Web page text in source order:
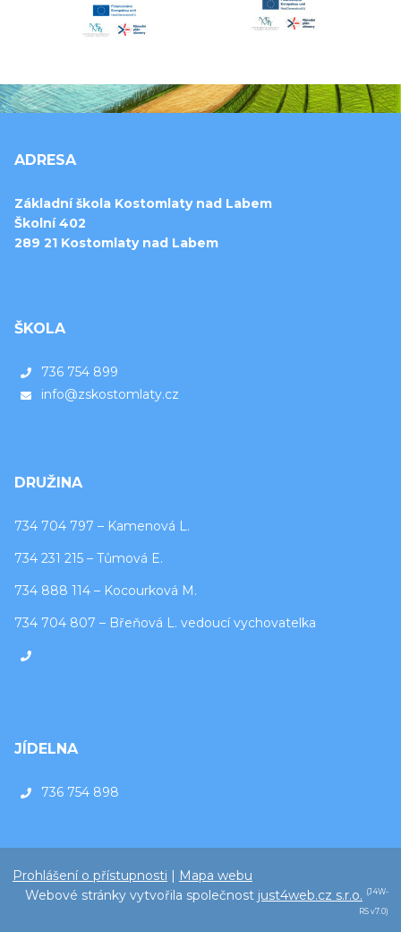
ADRESA
Základní škola Kostomlaty nad Labem
Školní 402
289 21 Kostomlaty nad Labem
ŠKOLA
736 754 899
info@zskostomlaty.cz
DRUŽINA
734 704 797 – Kamenová L.
734 231 215 – Tůmová E.
734 888 114 – Kocourková M.
734 704 807 – Břeňová L. vedoucí vychovatelka
JÍDELNA
736 754 898
Prohlášení o přístupnosti | Mapa webu
Webové stránky vytvořila společnost just4web.cz s.r.o. (J4W-
RS v7.0)